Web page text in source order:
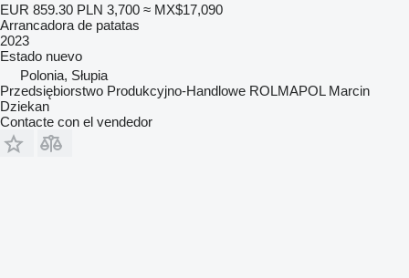
EUR 859.30 PLN 3,700 ≈ MX$17,090
Arrancadora de patatas
2023
Estado nuevo
Polonia, Słupia
Przedsiębiorstwo Produkcyjno-Handlowe ROLMAPOL Marcin
Dziekan
Contacte con el vendedor